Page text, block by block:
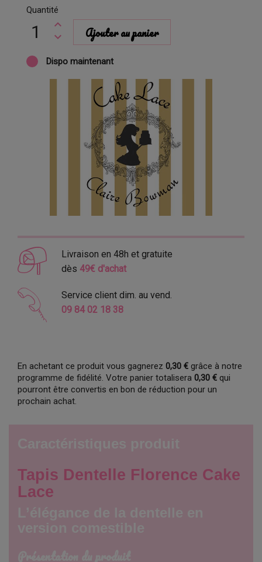
Quantité
Ajouter au panier
Dispo maintenant
Livraison en 48h et gratuite
dès 49€ d'achat
Service client dim. au vend.
09 84 02 18 38
En achetant ce produit vous gagnerez 0,30 € grâce à notre
programme de fidélité. Votre panier totalisera 0,30 € qui
pourront être convertis en bon de réduction pour un
prochain achat.
Tapis Dentelle Florence Cake
Lace